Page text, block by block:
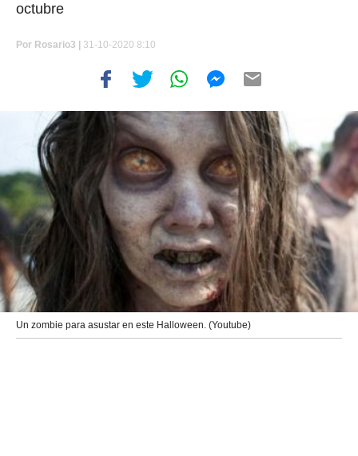
octubre
Por Rosario3 | 31-10-2020 8:10
Un zombie para asustar en este Halloween. (Youtube)